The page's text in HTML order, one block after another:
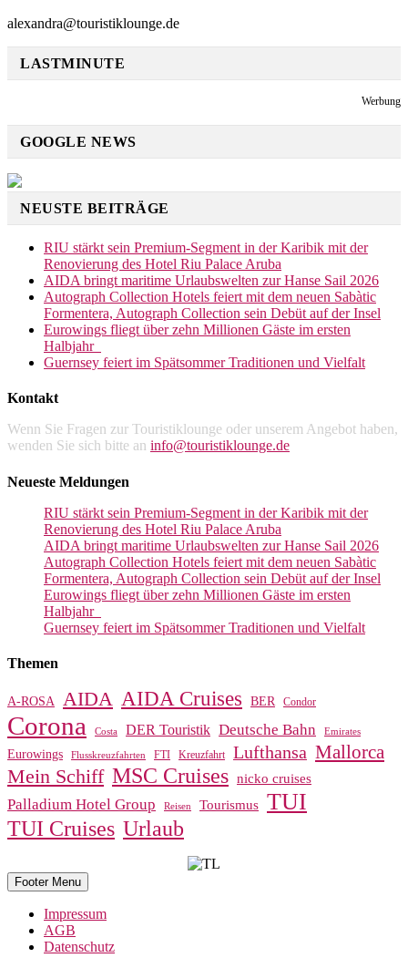
alexandra@touristiklounge.de
LASTMINUTE
Werbung
GOOGLE NEWS
NEUSTE BEITRÄGE
RIU stärkt sein Premium-Segment in der Karibik mit der
Renovierung des Hotel Riu Palace Aruba
AIDA bringt maritime Urlaubswelten zur Hanse Sail 2026
Autograph Collection Hotels feiert mit dem neuen Sabàtic
Formentera, Autograph Collection sein Debüt auf der Insel
Eurowings fliegt über zehn Millionen Gäste im ersten
Halbjahr
Guernsey feiert im Spätsommer Traditionen und Vielfalt
Kontakt
Wenn Sie Fragen zur Touristiklounge oder unserem Angebot haben,
wenden Sie sich bitte an info@touristiklounge.de
Neueste Meldungen
RIU stärkt sein Premium-Segment in der Karibik mit der
Renovierung des Hotel Riu Palace Aruba
AIDA bringt maritime Urlaubswelten zur Hanse Sail 2026
Autograph Collection Hotels feiert mit dem neuen Sabàtic
Formentera, Autograph Collection sein Debüt auf der Insel
Eurowings fliegt über zehn Millionen Gäste im ersten
Halbjahr
Guernsey feiert im Spätsommer Traditionen und Vielfalt
Themen
A-ROSA AIDA AIDA Cruises BER Condor
Corona Costa DER Touristik Deutsche Bahn Emirates
Eurowings Flusskreuzfahrten FTI Kreuzfahrt Lufthansa Mallorca
Mein Schiff MSC Cruises nicko cruises
Palladium Hotel Group Reisen Tourismus TUI
TUI Cruises Urlaub
Footer Menu
Impressum
AGB
Datenschutz